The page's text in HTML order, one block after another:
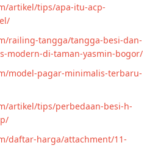
artikel/tips/apa-itu-acp-
railing-tangga/tangga-besi-dan-
modern-di-taman-yasmin-bogor/
model-pagar-minimalis-terbaru-
artikel/tips/perbedaan-besi-h-
daftar-harga/attachment/11-